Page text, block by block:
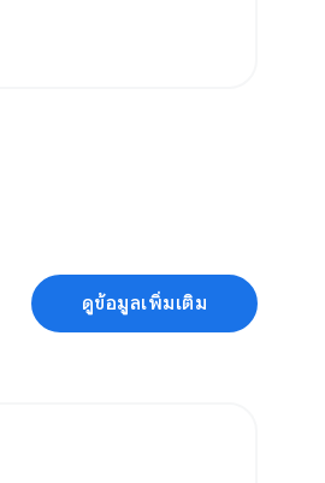
ดูข้อมูลเพิ่มเติม